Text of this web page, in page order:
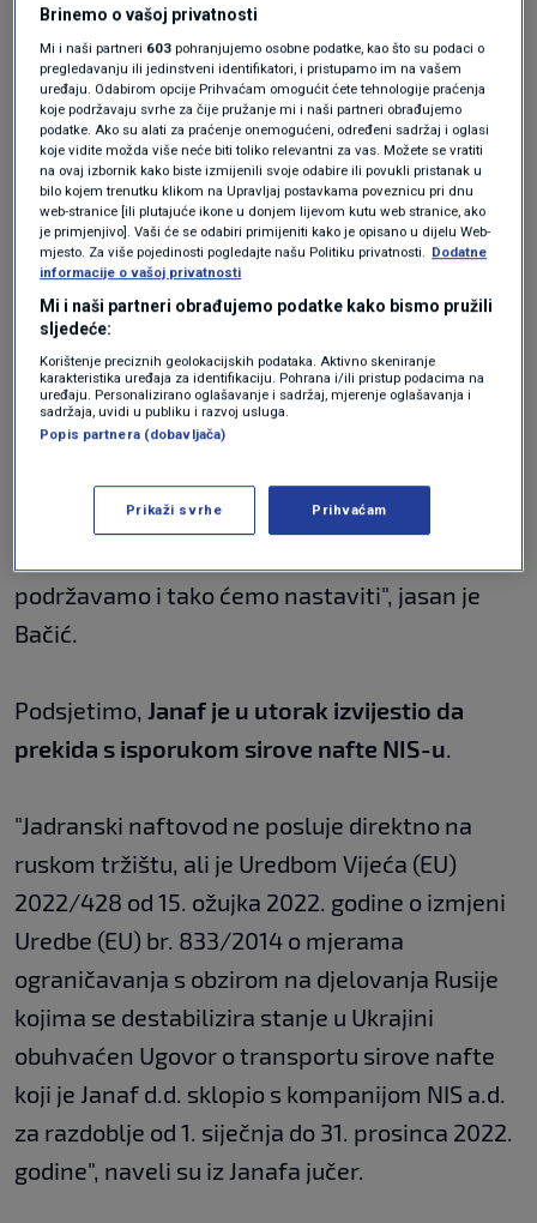
postupanja poduzetnika, država i tvrtki na
prostoru EU-a u odnosu prema ruskom
gospodarstvu i poduzećima", objašnjava Bačić.
"U tom kontekstu sam iščitao ijučerašnje
priopćenje Janafakoji je na temelju
spomenute uredbe dužan obustaviti isporuku
sirove nafte NIS-u iz razloga što je većinski
vlsnik Gazpromnjeft i na taj način, jasno, Janaf
je to trebao napraviti", govori.
"Nema se tu što dodati. Mi smo kao država
članica prihvatili takvu uredbu, ne samo prema
toj tvrtci, nego i drugima i moramo provoditi,
kao dogovor članica EU-a, mjere koje su
podržavamo i tako ćemo nastaviti", jasan je
Bačić.
Podsjetimo, Janaf je u utorak izvijestio da
prekida s isporukom sirove nafte NIS-u.
"Jadranski naftovod ne posluje direktno na
ruskom tržištu, ali je Uredbom Vijeća (EU)
2022/428 od 15. ožujka 2022. godine o izmjeni
Uredbe (EU) br. 833/2014 o mjerama
ograničavanja s obzirom na djelovanja Rusije
kojima se destabilizira stanje u Ukrajini
obuhvaćen Ugovor o transportu sirove nafte
koji je Janaf d.d. sklopio s kompanijom NIS a.d.
za razdoblje od 1. siječnja do 31. prosinca 2022.
godine", naveli su iz Janafa jučer.
Brinemo o vašoj privatnosti
Mi i naši partneri 603 pohranjujemo osobne podatke, kao što su podaci o
pregledavanju ili jedinstveni identifikatori, i pristupamo im na vašem
uređaju. Odabirom opcije Prihvaćam omogućit ćete tehnologije praćenja
koje podržavaju svrhe za čije pružanje mi i naši partneri obrađujemo
podatke. Ako su alati za praćenje onemogućeni, određeni sadržaj i oglasi
koje vidite možda više neće biti toliko relevantni za vas. Možete se vratiti
na ovaj izbornik kako biste izmijenili svoje odabire ili povukli pristanak u
bilo kojem trenutku klikom na Upravljaj postavkama poveznicu pri dnu
web-stranice [ili plutajuće ikone u donjem lijevom kutu web stranice, ako
je primjenjivo]. Vaši će se odabiri primijeniti kako je opisano u dijelu Web-
mjesto. Za više pojedinosti pogledajte našu Politiku privatnosti. Dodatne
informacije o vašoj privatnosti
Mi i naši partneri obrađujemo podatke kako bismo pružili
sljedeće:
Korištenje preciznih geolokacijskih podataka. Aktivno skeniranje
karakteristika uređaja za identifikaciju. Pohrana i/ili pristup podacima na
uređaju. Personalizirano oglašavanje i sadržaj, mjerenje oglašavanja i
sadržaja, uvidi u publiku i razvoj usluga.
Popis partnera (dobavljača)
Prikaži svrhe Prihvaćam